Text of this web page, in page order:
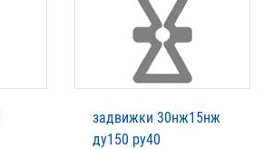
задвижки 30нж15нж
ду150 ру40